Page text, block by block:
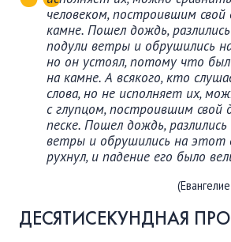
человеком, построившим свой
камне. Пошел дождь,
подули ветры и обрушились
но он устоял, потому что
на камне. А всякого, кто
слова, но не исполняет их,
с глупцом, построившим свой
песке. Пошел дождь, разлились
ветры и обрушились на этот
рухнул, и падение его было
ДЕСЯТИСЕКУНДНАЯ